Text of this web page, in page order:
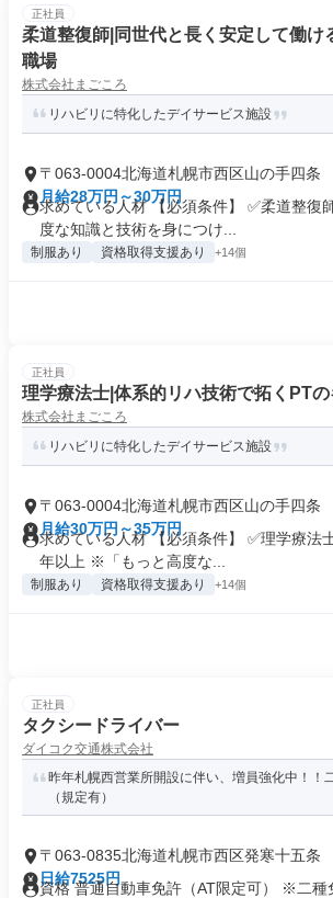
正社員
柔道整復師|同世代と長く安定して働け
職場
株式会社まごころ
リハビリに特化したデイサービス施設
〒063-0004北海道札幌市西区山の手四条
月給28万円～30万円
求めている人材 【必須条件】 ✅柔道整
度な知識と技術を身につけ...
制服あり 資格取得支援あり +14個
正社員
理学療法士|体系的リハ技術で拓くPT
株式会社まごころ
リハビリに特化したデイサービス施設
〒063-0004北海道札幌市西区山の手四条
月給30万円～35万円
求めている人材 【必須条件】 ✅理学療法
年以上 ※「もっと高度な...
制服あり 資格取得支援あり +14個
正社員
タクシードライバー
ダイコク交通株式会社
昨年札幌西営業所開設に伴い、増員強化中！！
（規定有）
〒063-0835北海道札幌市西区発寒十五条
日給7525円
資格 普通自動車免許（AT限定可） ※二種